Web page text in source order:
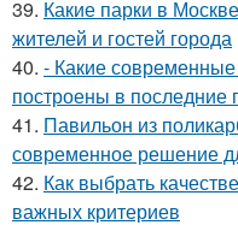
39. Какие парки в
жителей и гостей города
40. - Какие
построены в последние
41. Павильон из
современное решение
42. Как выбрать
важных критериев